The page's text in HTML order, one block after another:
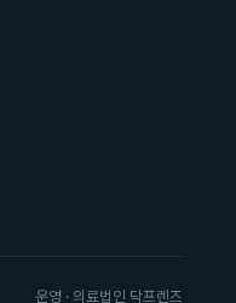
운영 · 의료법인 닥프렌즈